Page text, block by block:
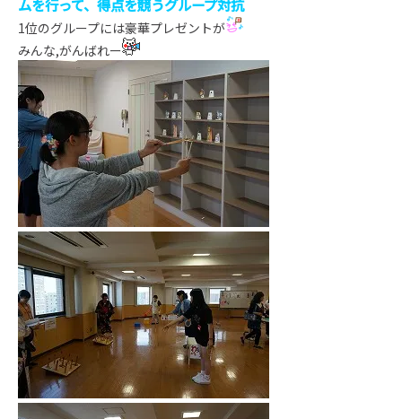
ムを行って、得点を競うグループ対抗
1位のグループには豪華プレゼントが
みんな,がんばれー